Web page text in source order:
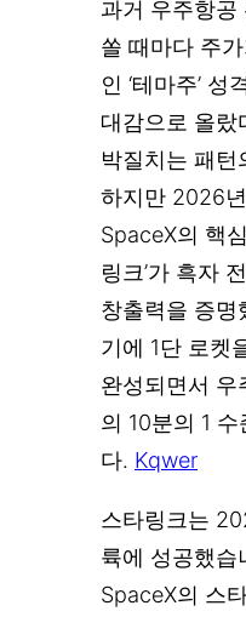
과거 우주항공
쏠 때마다 주
인 ‘테마주’ 성
대감으로 올랐
박질치는 패턴
하지만 2026
SpaceX의 핵
링크’가 흑자
창출력을 증명
기에 1단 로켓
완성되면서 우
의 10분의 1
다. Kqwer
스타링크는
륙에 성공했습
SpaceX의 스